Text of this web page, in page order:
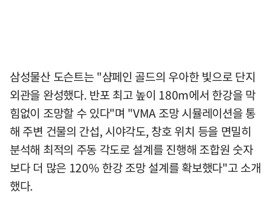
삼성물산 도슨트는 "샴페인 골드의 우아한 빛으로 단지
외관을 완성했다. 반포 최고 높이 180m에서 한강을 막
힘없이 조망할 수 있다"며 "VMA 조망 시뮬레이션을 통
해 주변 건물의 간섭, 시야각도, 창호 위치 등을 면밀히
분석해 최적의 주동 각도로 설계를 진행해 조합원 숫자
보다 더 많은 120% 한강 조망 설계를 확보했다"고 소개
했다.